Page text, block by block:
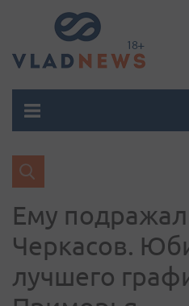
Ему
Черкасов.
лучшего